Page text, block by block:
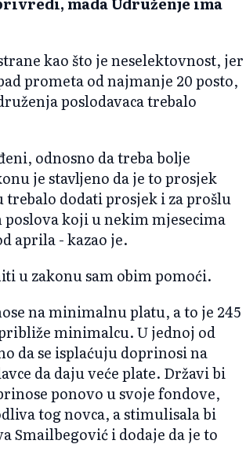
kao što je neselektovnost, jer
prometa od najmanje 20 posto,
poslodavaca trebalo
odnosno da treba bolje
je stavljeno da je to prosjek
dodati prosjek i za prošlu
koji u nekim mjesecima
aprila - kazao je.
u zakonu sam obim pomoći.
na minimalnu platu, a to je 245
minimalcu. U jednoj od
da se isplaćuju doprinosi na
da daju veće plate. Državi bi
ponovo u svoje fondove,
tog novca, a stimulisala bi
Smailbegović i dodaje da je to